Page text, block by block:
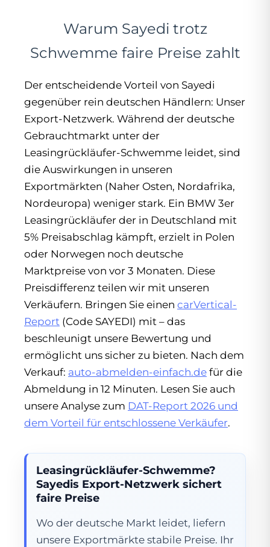
Warum Sayedi trotz
Schwemme faire Preise zahlt
Der entscheidende Vorteil von Sayedi
gegenüber rein deutschen Händlern: Unser
Export-Netzwerk. Während der deutsche
Gebrauchtmarkt unter der
Leasingrückläufer-Schwemme leidet, sind
die Auswirkungen in unseren
Exportmärkten (Naher Osten, Nordafrika,
Nordeuropa) weniger stark. Ein BMW 3er
Leasingrückläufer der in Deutschland mit
5% Preisabschlag kämpft, erzielt in Polen
oder Norwegen noch deutsche
Marktpreise von vor 3 Monaten. Diese
Preisdifferenz teilen wir mit unseren
Verkäufern. Bringen Sie einen carVertical-
Report (Code SAYEDI) mit – das
beschleunigt unsere Bewertung und
ermöglicht uns sicher zu bieten. Nach dem
Verkauf: auto-abmelden-einfach.de für die
Abmeldung in 12 Minuten. Lesen Sie auch
unsere Analyse zum DAT-Report 2026 und
dem Vorteil für entschlossene Verkäufer.
Leasingrückläufer-Schwemme?
Sayedis Export-Netzwerk sichert
faire Preise
Wo der deutsche Markt leidet, liefern
unsere Exportmärkte stabile Preise. Ihr